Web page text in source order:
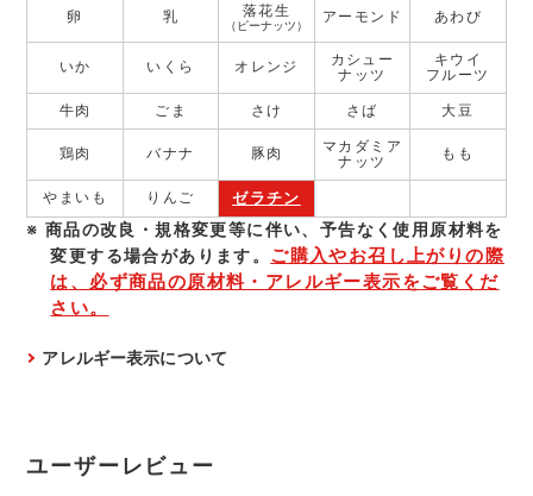
卵 乳 落花生
（ピーナッツ） アーモンド あわび
いか いくら オレンジ
カシュー
ナッツ
キウイ
フルーツ
牛肉 ごま さけ さば 大豆
鶏肉 バナナ 豚肉
マカダミア
ナッツ
もも
やまいも りんご ゼラチン
商品の改良・規格変更等に伴い、予告なく使⽤原材料を
変更する場合があります。 ご購入やお召し上がりの際
は、必ず商品の原材料・アレルギー表示をご覧くだ
さい。
アレルギー表示について
ユーザーレビュー